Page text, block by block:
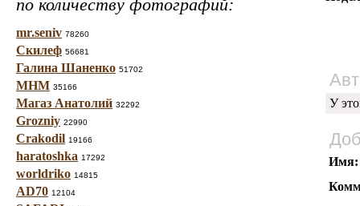
по количеству фотографий:
mr.seniv 78260
Скилеф 56681
Галина Шаненко 51702
МНМ 35166
Магаз Анатолий 32292
Grozniy 22990
Crakodil 19166
haratoshka 17292
worldriko 14815
AD70 12104
У
Имя: